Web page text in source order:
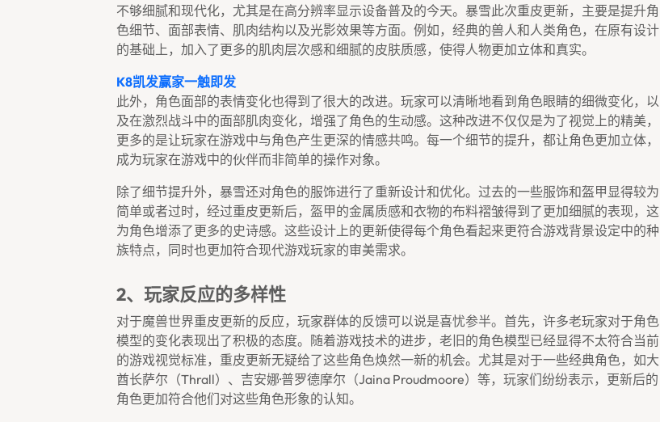
不够细腻和现代化，尤其是在高分辨率显示设备普及的今天。暴雪此次重皮更新，主要是提升角
色细节、面部表情、肌肉结构以及光影效果等方面。例如，经典的兽人和人类角色，在原有设计
的基础上，加入了更多的肌肉层次感和细腻的皮肤质感，使得人物更加立体和真实。
K8凯发赢家一触即发
此外，角色面部的表情变化也得到了很大的改进。玩家可以清晰地看到角色眼睛的细微变化，以
及在激烈战斗中的面部肌肉变化，增强了角色的生动感。这种改进不仅仅是为了视觉上的精美，
更多的是让玩家在游戏中与角色产生更深的情感共鸣。每一个细节的提升，都让角色更加立体，
成为玩家在游戏中的伙伴而非简单的操作对象。
除了细节提升外，暴雪还对角色的服饰进行了重新设计和优化。过去的一些服饰和盔甲显得较为
简单或者过时，经过重皮更新后，盔甲的金属质感和衣物的布料褶皱得到了更加细腻的表现，这
为角色增添了更多的史诗感。这些设计上的更新使得每个角色看起来更符合游戏背景设定中的种
族特点，同时也更加符合现代游戏玩家的审美需求。
2、玩家反应的多样性
对于魔兽世界重皮更新的反应，玩家群体的反馈可以说是喜忧参半。首先，许多老玩家对于角色
模型的变化表现出了积极的态度。随着游戏技术的进步，老旧的角色模型已经显得不太符合当前
的游戏视觉标准，重皮更新无疑给了这些角色焕然一新的机会。尤其是对于一些经典角色，如大
酋长萨尔（Thrall）、吉安娜·普罗德摩尔（Jaina Proudmoore）等，玩家们纷纷表示，更新后的
角色更加符合他们对这些角色形象的认知。